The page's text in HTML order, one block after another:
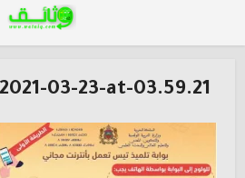
03-23-at-03.59.21